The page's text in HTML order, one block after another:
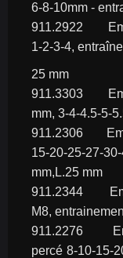
6-8-10mm -
911.2922	Embout de vissage KS TRI WING
1-2-3-4,
25 mm
911.3303	Embout de vissage 1/4'' Fente, 25
mm, 3-4-4.5-5-
911.2306	Embout de vissage KS TORX 8-10-
15-20-25-27-
mm,L.25 mm
911.2344	Embout de vissage XZN M5-M6-
M8,
911.2276	Embout de vissage KS TORX
percé 8-10-15-